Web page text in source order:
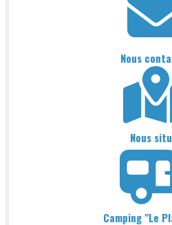
Nous
Nous
Camping "Le